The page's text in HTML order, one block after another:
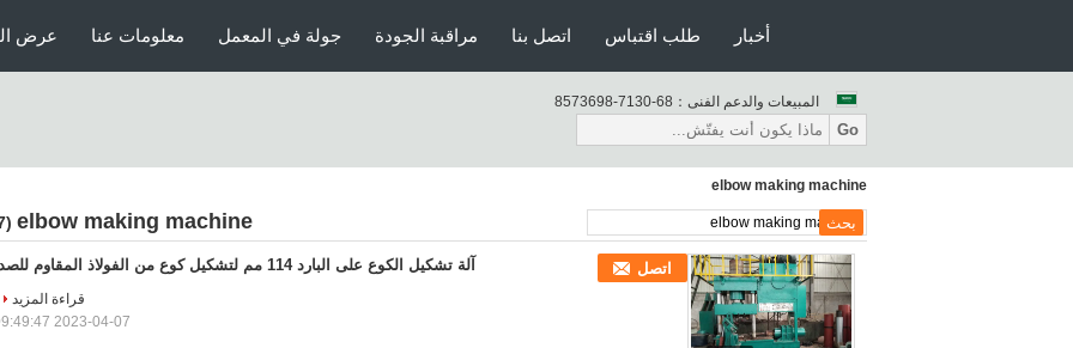
عرض معلومات عنا جولة في المعمل مراقبة الجودة اتصل بنا طلب اقتباس أخبار
المبيعات والدعم الفنى： 86-0317-8963758
Go
elbow making machine
elbow making machine
(287)
آلة تشكيل الكوع على البارد 114 مم لتشكيل كوع من الفولاذ المقاوم للصدأ اتصل
قراءة المزيد
2023-04-07 09:49:47